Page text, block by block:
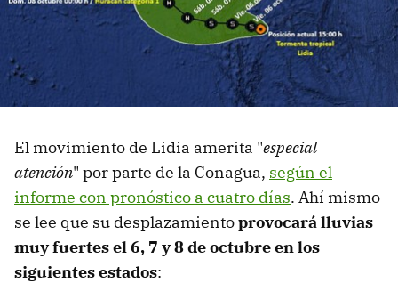
El movimiento de Lidia amerita "especial
atención" por parte de la Conagua, según el
informe con pronóstico a cuatro días. Ahí mismo
se lee que su desplazamientoprovocará lluvias
muy fuertes el 6, 7 y 8 de octubre en los
siguientes estados: